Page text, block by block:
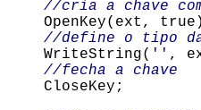
cria a chave com
//define o tipo
'' ,
//fecha a chave